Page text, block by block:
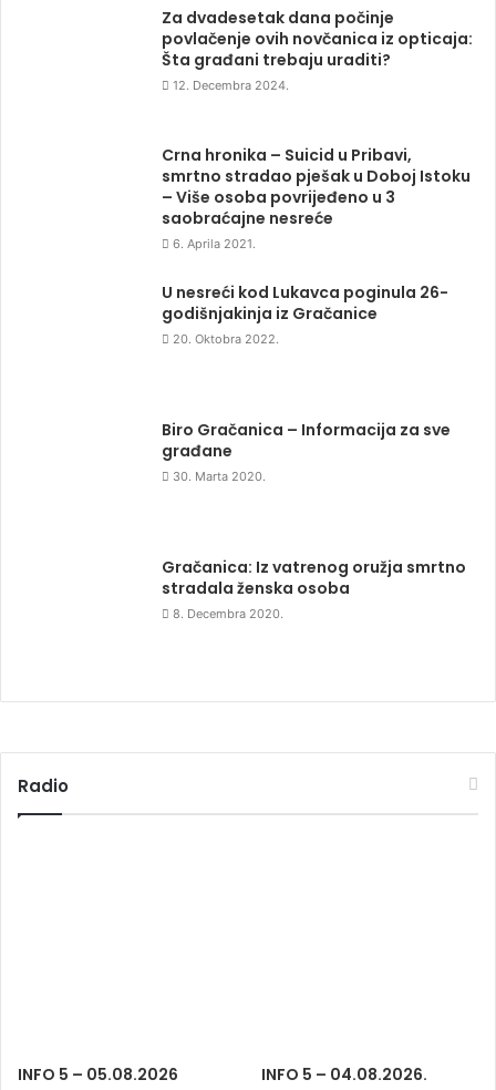
Za dvadesetak dana počinje
povlačenje ovih novčanica iz opticaja:
Šta građani trebaju uraditi?
12. Decembra 2024.
Crna hronika – Suicid u Pribavi,
smrtno stradao pješak u Doboj Istoku
– Više osoba povrijeđeno u 3
saobraćajne nesreće
6. Aprila 2021.
U nesreći kod Lukavca poginula 26-
godišnjakinja iz Gračanice
20. Oktobra 2022.
Biro Gračanica – Informacija za sve
građane
30. Marta 2020.
Gračanica: Iz vatrenog oružja smrtno
stradala ženska osoba
8. Decembra 2020.
Radio
INFO 5 – 05.08.2026 INFO 5 – 04.08.2026.